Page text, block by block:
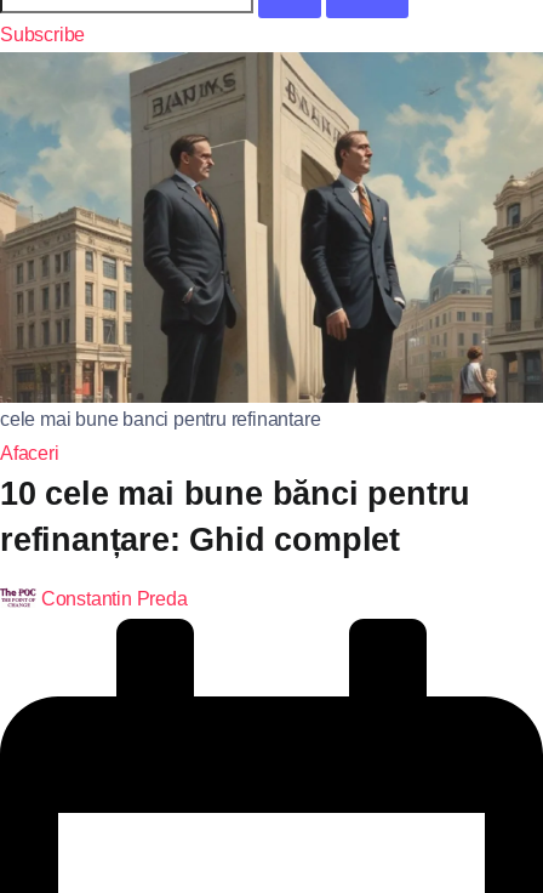
Subscribe
cele mai bune banci pentru refinantare
Afaceri
10 cele mai bune bănci pentru
refinanțare: Ghid complet
Constantin Preda